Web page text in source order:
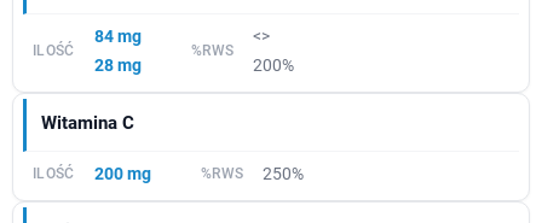
84 mg
28 mg
<>
200%
Witamina C
200 mg 250%